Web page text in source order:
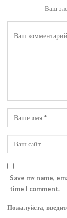
Ваш
Save my name,
time I comment.
Пожалуйста,